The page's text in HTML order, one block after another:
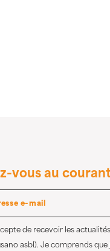
vous au
de recevoir les
asbl). Je comprends que